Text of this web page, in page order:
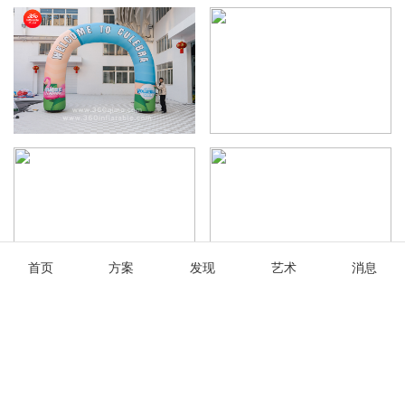
首页 方案 发现 艺术 消息